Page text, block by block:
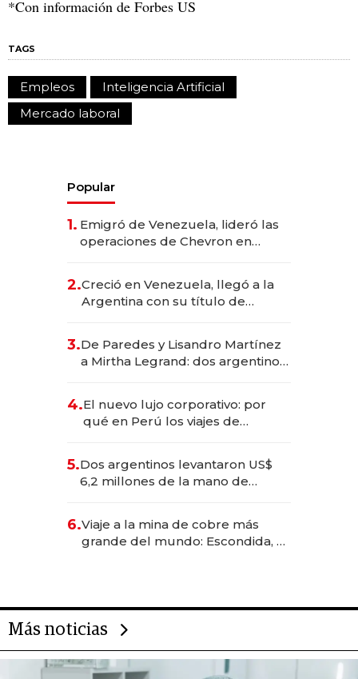
*Con información de Forbes US
TAGS
Empleos
Inteligencia Artificial
Mercado laboral
Popular
1. Emigró de Venezuela, lideró las
operaciones de Chevron en
2.Creció en Venezuela, llegó a la
Argentina con su título de
las marcas "fast premium"
3.De Paredes y Lisandro Martínez
a Mirtha Legrand: dos argentinos
4.El nuevo lujo corporativo: por
qué en Perú los viajes de
para convertirse en experiencias
transformadoras
5.Dos argentinos levantaron US$
6,2 millones de la mano de
6.Viaje a la mina de cobre más
grande del mundo: Escondida, el
Más noticias